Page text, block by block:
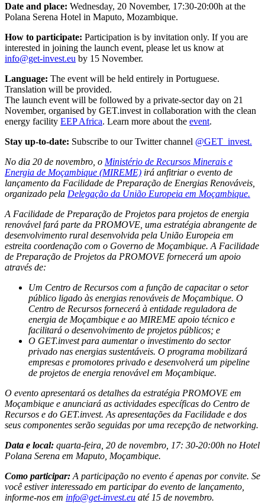
Date and place: Wednesday, 20 November, 17:30-20:00h at the
Polana Serena Hotel in Maputo, Mozambique.
How to participate: Participation is by invitation only. If you are
interested in joining the launch event, please let us know at
info@get-invest.eu by 15 November.
Language: The event will be held entirely in Portuguese.
Translation will be provided.
The launch event will be followed by a private-sector day on 21
November, organised by GET.invest in collaboration with the clean
energy facility EEP Africa. Learn more about the event.
Stay up-to-date: Subscribe to our Twitter channel @GET_invest.
No dia 20 de novembro, o Ministério de Recursos Minerais e
Energia de Moçambique (MIREME) irá anfitriar o evento de
lançamento da Facilidade de Preparação de Energias Renováveis,
organizado pela Delegação da União Europeia em Moçambique.
A Facilidade de Preparação de Projetos para projetos de energia
renovável fará parte da PROMOVE, uma estratégia abrangente de
desenvolvimento rural desenvolvida pela União Europeia em
estreita coordenação com o Governo de Moçambique. A Facilidade
de Preparação de Projetos da PROMOVE fornecerá um apoio
através de:
Um Centro de Recursos com a função de capacitar o setor
público ligado às energias renováveis de Moçambique. O
Centro de Recursos fornecerá à entidade reguladora de
energia de Moçambique e ao MIREME apoio técnico e
facilitará o desenvolvimento de projetos públicos; e
O GET.invest para aumentar o investimento do sector
privado nas energias sustentáveis. O programa mobilizará
empresas e promotores privado e desenvolverá um pipeline
de projetos de energia renovável em Moçambique.
O evento apresentará os detalhes da estratégia PROMOVE em
Moçambique e anunciará as actividades específicas do Centro de
Recursos e do GET.invest. As apresentações da Facilidade e dos
seus componentes serão seguidas por uma recepção de networking.
Data e local: quarta-feira, 20 de novembro, 17: 30-20:00h no Hotel
Polana Serena em Maputo, Moçambique.
Como participar: A participação no evento é apenas por convite. Se
você estiver interessado em participar do evento de lançamento,
informe-nos em info@get-invest.eu até 15 de novembro.